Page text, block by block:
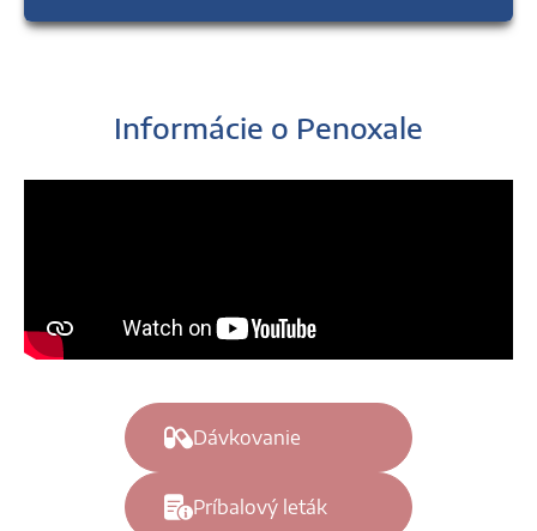
Informácie o Penoxale
Dávkovanie
Príbalový leták